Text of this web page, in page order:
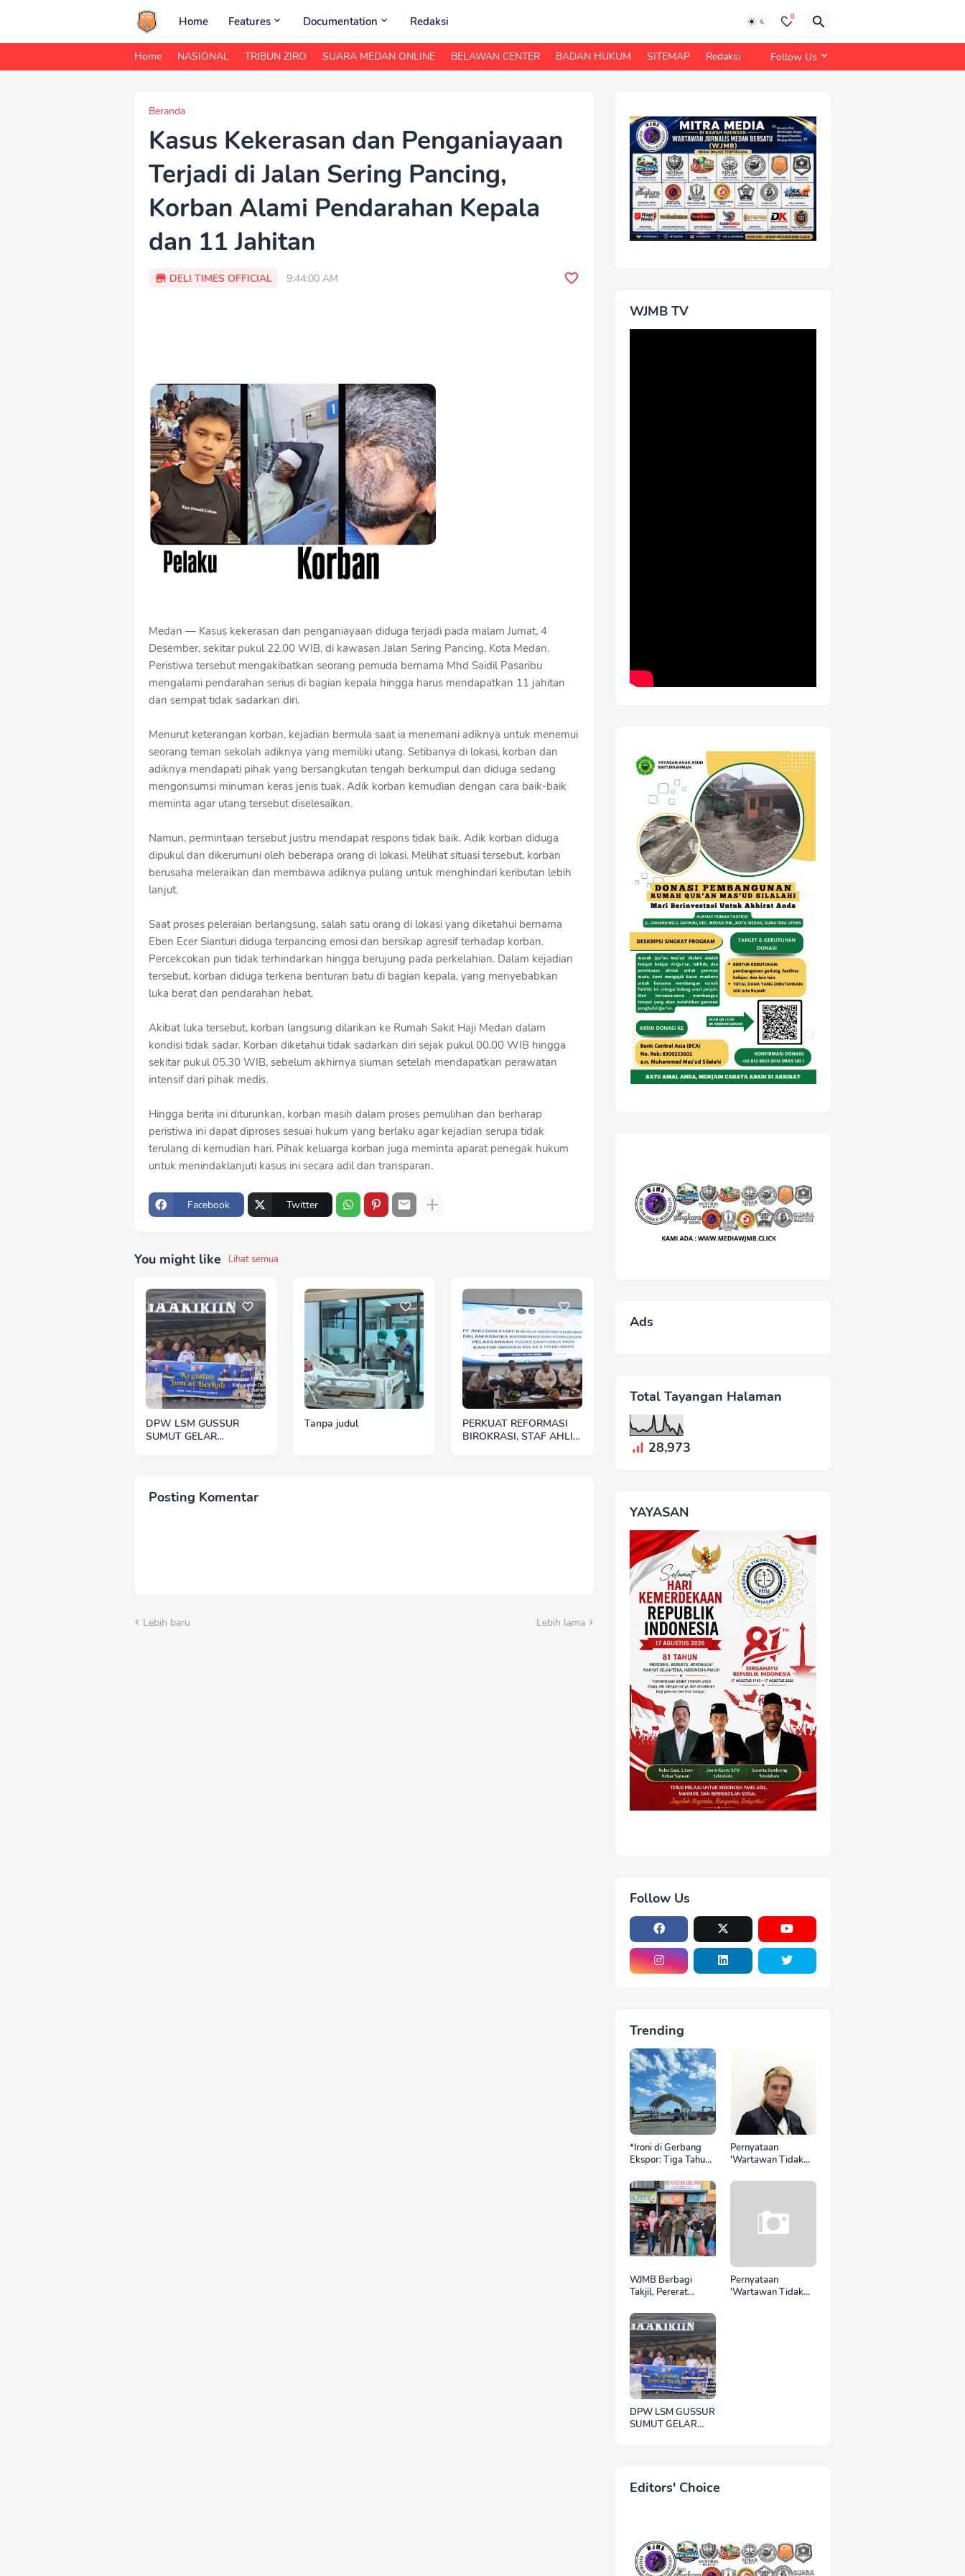
Home Features Documentation Redaksi 0
Home NASIONAL TRIBUN ZIRO SUARA MEDAN ONLINE BELAWAN CENTER BADAN HUKUM SITEMAP Redaksi Follow Us
Beranda
Kasus Kekerasan dan Penganiayaan
Terjadi di Jalan Sering Pancing,
Korban Alami Pendarahan Kepala
dan 11 Jahitan
DELI TIMES OFFICIAL 9:44:00 AM
Medan — Kasus kekerasan dan penganiayaan diduga terjadi pada malam Jumat, 4
Desember, sekitar pukul 22.00 WIB, di kawasan Jalan Sering Pancing, Kota Medan.
Peristiwa tersebut mengakibatkan seorang pemuda bernama Mhd Saidil Pasaribu
mengalami pendarahan serius di bagian kepala hingga harus mendapatkan 11 jahitan
dan sempat tidak sadarkan diri.
Menurut keterangan korban, kejadian bermula saat ia menemani adiknya untuk menemui
seorang teman sekolah adiknya yang memiliki utang. Setibanya di lokasi, korban dan
adiknya mendapati pihak yang bersangkutan tengah berkumpul dan diduga sedang
mengonsumsi minuman keras jenis tuak. Adik korban kemudian dengan cara baik-baik
meminta agar utang tersebut diselesaikan.
Namun, permintaan tersebut justru mendapat respons tidak baik. Adik korban diduga
dipukul dan dikerumuni oleh beberapa orang di lokasi. Melihat situasi tersebut, korban
berusaha meleraikan dan membawa adiknya pulang untuk menghindari keributan lebih
lanjut.
Saat proses peleraian berlangsung, salah satu orang di lokasi yang diketahui bernama
Eben Ecer Sianturi diduga terpancing emosi dan bersikap agresif terhadap korban.
Percekcokan pun tidak terhindarkan hingga berujung pada perkelahian. Dalam kejadian
tersebut, korban diduga terkena benturan batu di bagian kepala, yang menyebabkan
luka berat dan pendarahan hebat.
Akibat luka tersebut, korban langsung dilarikan ke Rumah Sakit Haji Medan dalam
kondisi tidak sadar. Korban diketahui tidak sadarkan diri sejak pukul 00.00 WIB hingga
sekitar pukul 05.30 WIB, sebelum akhirnya siuman setelah mendapatkan perawatan
intensif dari pihak medis.
Hingga berita ini diturunkan, korban masih dalam proses pemulihan dan berharap
peristiwa ini dapat diproses sesuai hukum yang berlaku agar kejadian serupa tidak
terulang di kemudian hari. Pihak keluarga korban juga meminta aparat penegak hukum
untuk menindaklanjuti kasus ini secara adil dan transparan.
Facebook Twitter
You might like Lihat semua
DPW LSM GUSSUR
SUMUT GELAR
Tanpa judul
PERKUAT REFORMASI
BIROKRASI, STAF AHLI
Posting Komentar
Lebih baru Lebih lama
WJMB TV
Ads
Total Tayangan Halaman
28,973
YAYASAN
Follow Us
Trending
*Ironi di Gerbang
Ekspor: Tiga Tahun
BNCT, Upah Pekerja
Sektor Internasional
Justru Anjlok di
Bawah Sektor
Domestik*
Pernyataan
'Wartawan Tidak
Berujung Laporan
Jelani Christo Kecam
Sikap Hotman Paris
WJMB Berbagi
Takjil, Pererat
Ramadan
Pernyataan
'Wartawan Tidak
DPW LSM GUSSUR
SUMUT GELAR
Editors' Choice